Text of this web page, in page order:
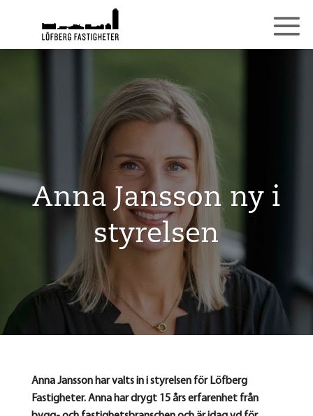
Anna Jansson ny i
styrelsen
Anna Jansson har valts in i styrelsen för Löfberg
Fastigheter. Anna har drygt 15 års erfarenhet från